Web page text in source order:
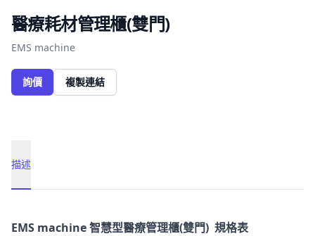
醫療耗材管理櫃(雙門)
EMS machine
詢價 複製連結
描述
描述
EMS machine 智慧型醫療管理櫃(雙門) 規格表